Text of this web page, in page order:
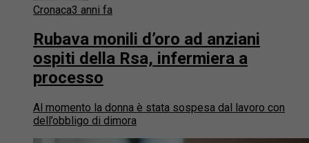
Cronaca3 anni fa
Rubava monili d’oro ad anziani
ospiti della Rsa, infermiera a
processo
Al momento la donna è stata sospesa dal lavoro con
dell’obbligo di dimora